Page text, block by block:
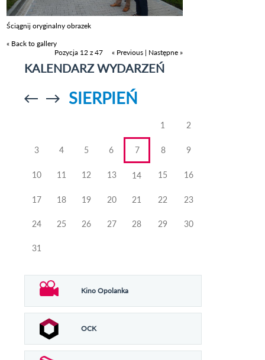
Ściągnij oryginalny obrazek
« Back to gallery
Pozycja 12 z 47
« Previous | Następne »
KALENDARZ WYDARZEŃ
Przejdź doPrzejdź do
SIERPIEŃ
1 2
3 4 5 6 7 8 9
10 11 12 13 14 15 16
17 18 19 20 21 22 23
24 25 26 27 28 29 30
31
Kino Opolanka
OCK